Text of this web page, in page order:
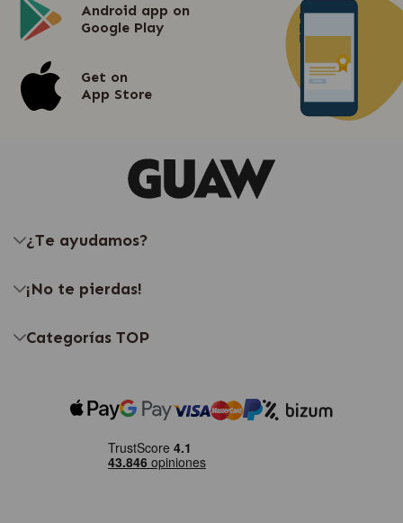
Android app on
Google Play
Get on
App Store
¿Te ayudamos?
¡No te pierdas!
Categorías TOP